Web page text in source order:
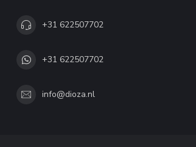
+31 622507702
+31 622507702
info@dioza.nl